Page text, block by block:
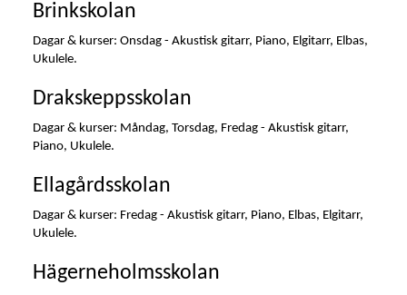
Brinkskolan
Dagar & kurser: Onsdag - Akustisk gitarr, Piano, Elgitarr, Elbas,
Ukulele.
Drakskeppsskolan
Dagar & kurser: Måndag, Torsdag, Fredag - Akustisk gitarr,
Piano, Ukulele.
Ellagårdsskolan
Dagar & kurser: Fredag - Akustisk gitarr, Piano, Elbas, Elgitarr,
Ukulele.
Hägerneholmsskolan